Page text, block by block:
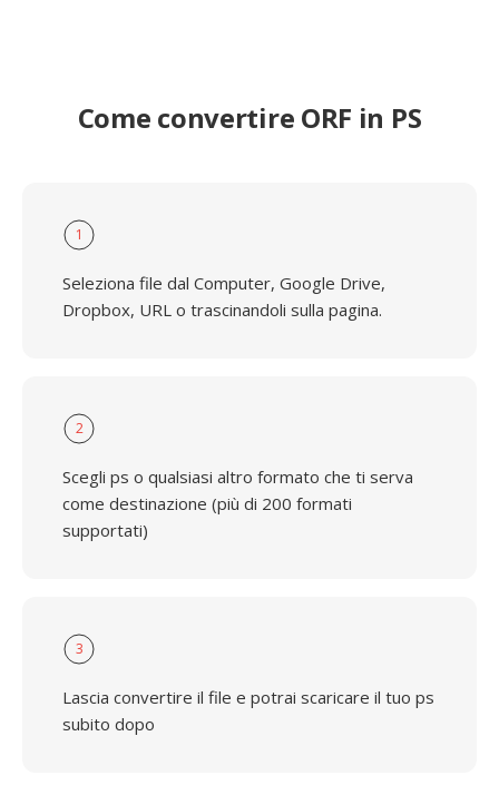
Come convertire ORF in PS
1
Seleziona file dal Computer, Google Drive,
Dropbox, URL o trascinandoli sulla pagina.
2
Scegli ps o qualsiasi altro formato che ti serva
come destinazione (più di 200 formati
supportati)
3
Lascia convertire il file e potrai scaricare il tuo ps
subito dopo